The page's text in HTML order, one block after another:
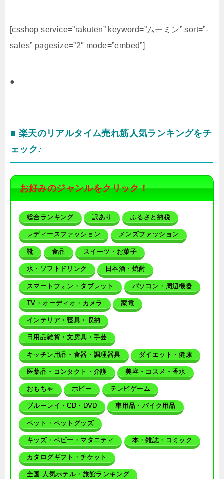
[csshop service=”rakuten” keyword=”ムーミン” sort=”-
sales” pagesize=”2″ mode=”embed”]
●
■ 楽天のリアルタイム売れ筋人気ランキングをチ
ェック♪
お好みのジャンルをクリック！
総合ランキング 訳あり ふるさと納税
レディースファッション メンズファッション
靴 食品 スイーツ・お菓子
水・ソフトドリンク 日本酒・焼酎
スマートフォン・タブレット パソコン・周辺機器
TV・オーディオ・カメラ 家電
インテリア・寝具・収納
日用品雑貨・文房具・手芸
キッチン用品・食器・調理器具 ダイエット・健康
医薬品・コンタクト・介護 美容・コスメ・香水
おもちゃ ホビー テレビゲーム
ブルーレイ・CD・DVD 車用品・バイク用品
ペット・ペットグッズ
キッズ・ベビー・マタニティ 本・雑誌・コミック
カタログギフト・チケット
全国 人気ホテル・旅館ランキング